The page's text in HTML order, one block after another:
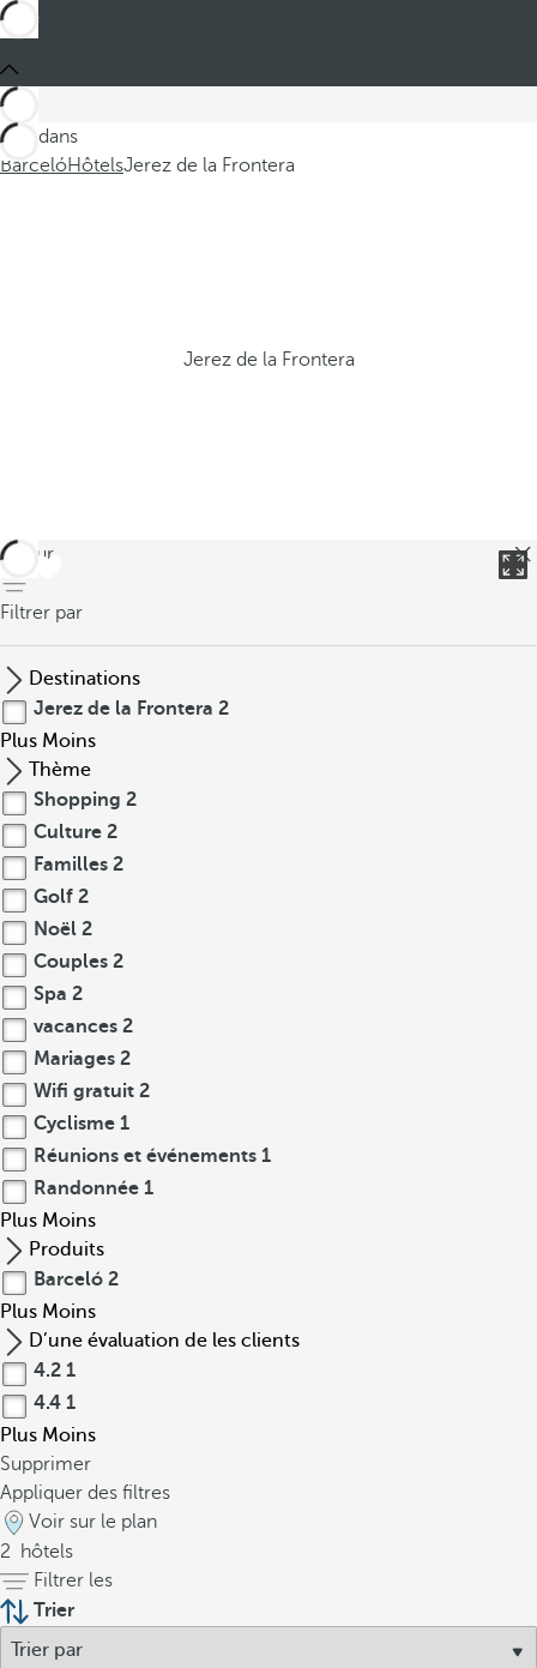
Ces dans
BarcelóHôtelsJerez de la Frontera
Jerez de la Frontera
retour
Filtrer par
Destinations
Jerez de la Frontera 2
Plus Moins
Thème
Shopping 2
Culture 2
Familles 2
Golf 2
Noël 2
Couples 2
Spa 2
vacances 2
Mariages 2
Wifi gratuit 2
Cyclisme 1
Réunions et événements 1
Randonnée 1
Plus Moins
Produits
Barceló 2
Plus Moins
D’une évaluation de les clients
4.2 1
4.4 1
Plus Moins
Supprimer
Appliquer des filtres
Voir sur le plan
2
hôtels
Filtrer les
Trier